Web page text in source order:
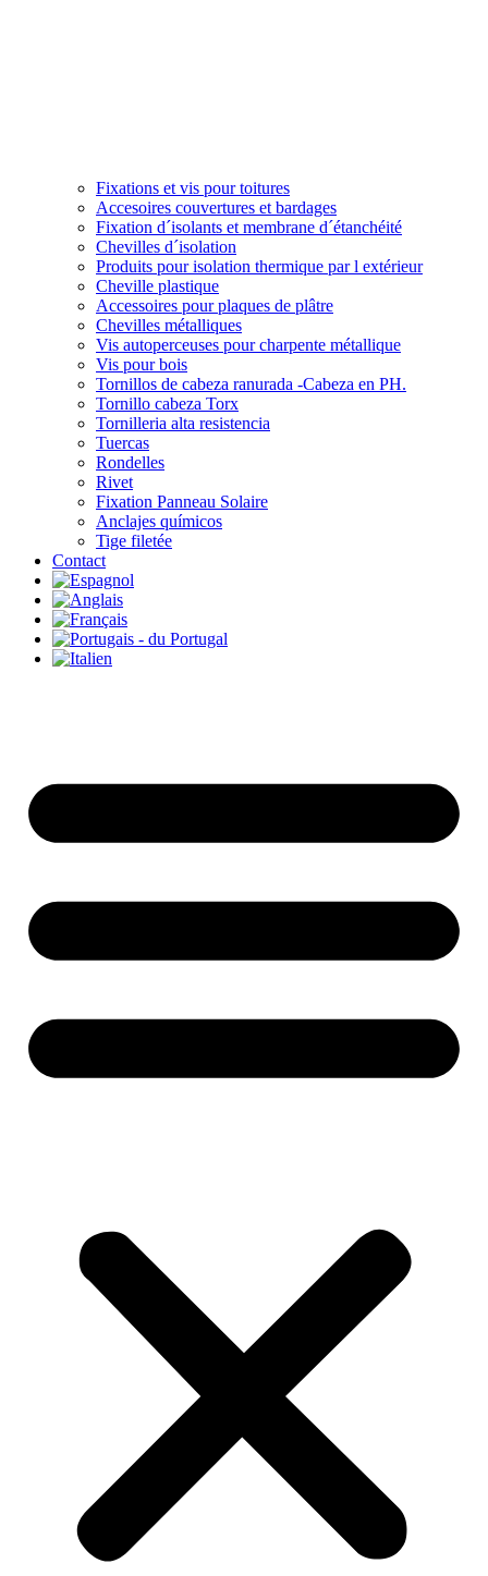
Fixations et vis pour toitures
Accesoires couvertures et bardages
Fixation d´isolants et membrane d´étanchéité
Chevilles d´isolation
Produits pour isolation thermique par l extérieur
Cheville plastique
Accessoires pour plaques de plâtre
Chevilles métalliques
Vis autoperceuses pour charpente métallique
Vis pour bois
Tornillos de cabeza ranurada -Cabeza en PH.
Tornillo cabeza Torx
Tornilleria alta resistencia
Tuercas
Rondelles
Rivet
Fixation Panneau Solaire
Anclajes químicos
Tige filetée
Contact